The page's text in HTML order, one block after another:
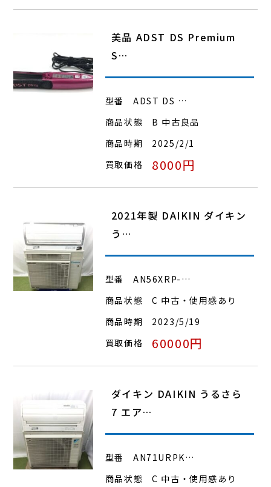
美品 ADST DS Premium
S…
型番
ADST DS …
商品状態
B 中古良品
商品時期
2025/2/1
買取価格
8000円
2021年製 DAIKIN ダイキン
う…
型番
AN56XRP-…
商品状態
C 中古・使用感あり
商品時期
2023/5/19
買取価格
60000円
ダイキン DAIKIN うるさら
7 エア…
型番
AN71URPK…
商品状態
C 中古・使用感あり